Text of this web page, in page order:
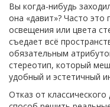
Вы когда-нибудь
она «давит»? Часто это
освещения или цвета
съедает всё
обязательным
стереотип, который
удобный и эстетичный
Отказ от